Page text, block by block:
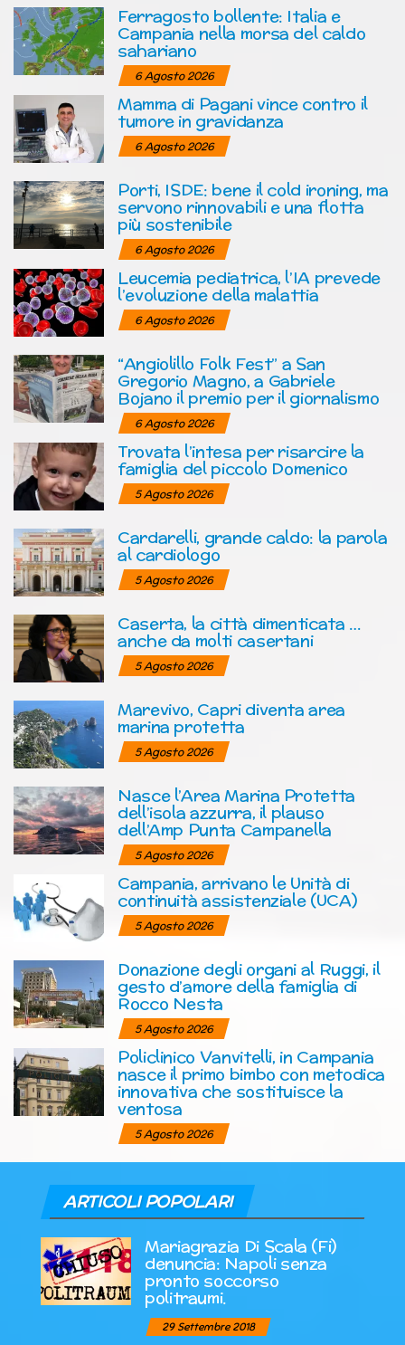
Ferragosto bollente: Italia e
Campania nella morsa del caldo
sahariano
6 Agosto 2026
Mamma di Pagani vince contro il
tumore in gravidanza
6 Agosto 2026
Porti, ISDE: bene il cold ironing, ma
servono rinnovabili e una flotta
più sostenibile
6 Agosto 2026
Leucemia pediatrica, l’IA prevede
l’evoluzione della malattia
6 Agosto 2026
“Angiolillo Folk Fest” a San
Gregorio Magno, a Gabriele
Bojano il premio per il giornalismo
6 Agosto 2026
Trovata l’intesa per risarcire la
famiglia del piccolo Domenico
5 Agosto 2026
Cardarelli, grande caldo: la parola
al cardiologo
5 Agosto 2026
Caserta, la città dimenticata …
anche da molti casertani
5 Agosto 2026
Marevivo, Capri diventa area
marina protetta
5 Agosto 2026
Nasce l’Area Marina Protetta
dell’isola azzurra, il plauso
dell’Amp Punta Campanella
5 Agosto 2026
Campania, arrivano le Unità di
continuità assistenziale (UCA)
5 Agosto 2026
Donazione degli organi al Ruggi, il
gesto d’amore della famiglia di
Rocco Nesta
5 Agosto 2026
Policlinico Vanvitelli, in Campania
nasce il primo bimbo con metodica
innovativa che sostituisce la
ventosa
5 Agosto 2026
ARTICOLI POPOLARI
Mariagrazia Di Scala (Fi)
denuncia: Napoli senza
pronto soccorso
politraumi.
29 Settembre 2018